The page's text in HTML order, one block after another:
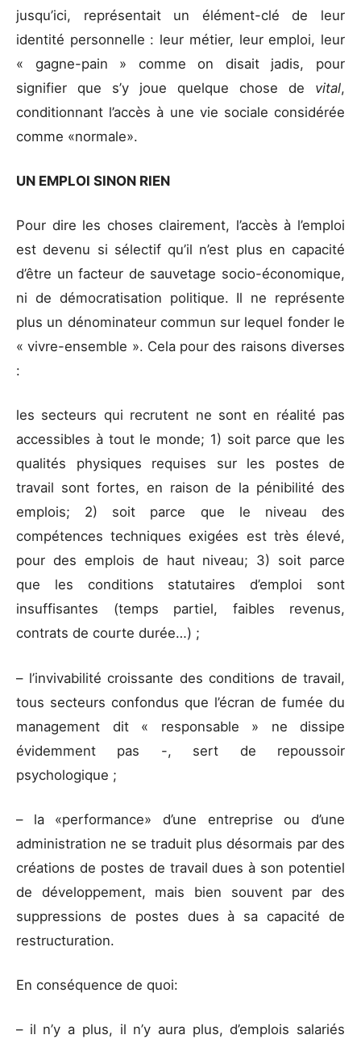
jusqu’ici, représentait un élément-clé de leur
identité personnelle : leur métier, leur emploi, leur
« gagne-pain » comme on disait jadis, pour
signifier que s’y joue quelque chose de vital,
conditionnant l’accès à une vie sociale considérée
comme «normale».
UN EMPLOI SINON RIEN
Pour dire les choses clairement, l’accès à l’emploi
est devenu si sélectif qu’il n’est plus en capacité
d’être un facteur de sauvetage socio-économique,
ni de démocratisation politique. Il ne représente
plus un dénominateur commun sur lequel fonder le
« vivre-ensemble ». Cela pour des raisons diverses
:
les secteurs qui recrutent ne sont en réalité pas
accessibles à tout le monde; 1) soit parce que les
qualités physiques requises sur les postes de
travail sont fortes, en raison de la pénibilité des
emplois; 2) soit parce que le niveau des
compétences techniques exigées est très élevé,
pour des emplois de haut niveau; 3) soit parce
que les conditions statutaires d’emploi sont
insuffisantes (temps partiel, faibles revenus,
contrats de courte durée…) ;
– l’invivabilité croissante des conditions de travail,
tous secteurs confondus que l’écran de fumée du
management dit « responsable » ne dissipe
évidemment pas -, sert de repoussoir
psychologique ;
– la «performance» d’une entreprise ou d’une
administration ne se traduit plus désormais par des
créations de postes de travail dues à son potentiel
de développement, mais bien souvent par des
suppressions de postes dues à sa capacité de
restructuration.
En conséquence de quoi:
– il n’y a plus, il n’y aura plus, d’emplois salariés